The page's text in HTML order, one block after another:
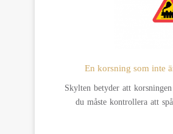
En korsning som inte
Skylten betyder att
du måste kontrollera att